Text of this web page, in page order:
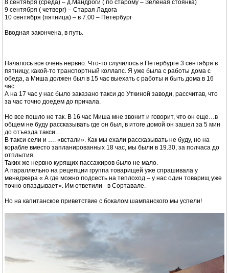
8 сентября (среда) – д.Мандроги ( по старому – Зеленая стоянка)
9 сентября ( четверг) – Старая Ладога
10 сентября (пятница) – в 7.00 – Петербург
Вводная закончена, в путь.
Началось все очень нервно. Что-то случилось в Петербурге 3 сентября в
пятницу, какой-то транспортный коллапс. Я уже была с работы дома с
обеда, а Миша должен был в 15 час выехать с работы и быть дома в 16
час.
А на 17 час у нас было заказано такси до Уткиной заводи, рассчитав, что
за час точно доедем до причала.
Но все пошло не так. В 16 час Миша мне звонит и говорит, что он еще…в
общем не буду рассказывать где он был, в итоге домой он зашел за 5 мин
до отъезда такси…
В такси сели и …. «встали». Как мы ехали рассказывать не буду, но на
корабле вместо запланированных 18 час, мы были в 19.30, за полчаса до
отплытия.
Таких же нервно курящих пассажиров было не мало.
А параллельно на рецепции группа товарищей уже спрашивала у
менеджера « А где можно подсесть на теплоход – у нас один товарищ уже
точно опаздывает». Им ответили - в Сортавале.
Но на капитанское приветствие с бокалом шампанского мы успели!